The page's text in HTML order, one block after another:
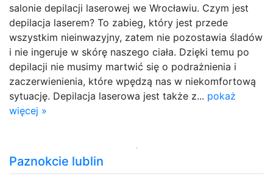
salonie depilacji laserowej we Wrocławiu. Czym jest
depilacja laserem? To zabieg, który jest przede
wszystkim nieinwazyjny, zatem nie pozostawia śladów
i nie ingeruje w skórę naszego ciała. Dzięki temu po
depilacji nie musimy martwić się o podrażnienia i
zaczerwienienia, które wpędzą nas w niekomfortową
sytuację. Depilacja laserowa jest także z... pokaż
więcej »
Paznokcie lublin